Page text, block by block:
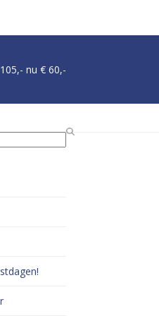
nu € 60,-